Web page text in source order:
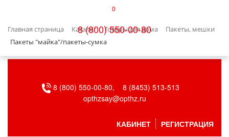
0
8 (800) 550-00-80
Главная страница Каталог Товары для дома
Пакеты, мешки
Пакеты "майка"/пакеты-сумка
БЫТОВАЯ ТЕХНИКА
ВЕНТИЛЯЦИЯ8 (800) 550-00-80,
8 (8453) 513-513
opthzsay@opthz.ru
КАБИНЕТ РЕГИСТРАЦИЯ